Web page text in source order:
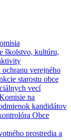
školstvo, kultúru,
verejného
starostu obce
vecí
na
kandidátov
Obce
prostredia a